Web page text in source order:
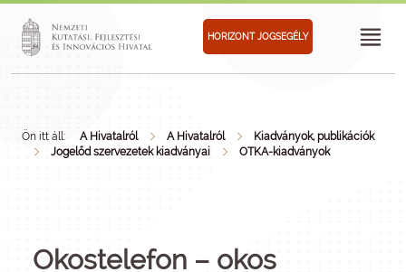
HORIZONT JOGSEGÉLY
Ön itt áll: A Hivatalról A Hivatalról
Kiadványok, publikációk
Jogelőd szervezetek kiadványai
OTKA-kiadványok
Okostelefon – okos